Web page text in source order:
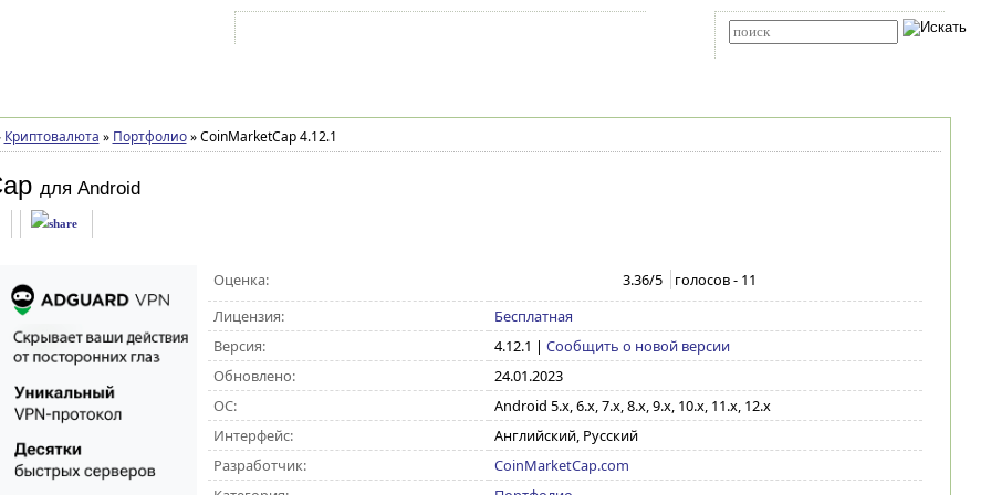
Криптовалюта » Портфолио »CoinMarketCap 4.12.1
для Android
Оценка: 3.36/5 голосов - 11
Лицензия:
Бесплатная
Версия:
4.12.1 | Сообщить о новой версии
Обновлено:
24.01.2023
ОС:
Android 5.x, 6.x, 7.x, 8.x, 9.x, 10.x, 11.x, 12.x
Интерфейс:
Английский, Русский
Разработчик:
CoinMarketCap.com